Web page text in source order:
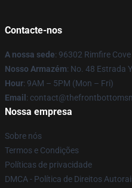
Contacte-nos
A nossa sede: 96302 Rimfire
Nosso Armazém: No. 48 Estrada
Hour: 9AM – 5PM (Mon – Fri)
Email :
Nossa empresa
Sobre nós
Termos e Condições
Políticas de privacidade
DMCA - Política de Direitos